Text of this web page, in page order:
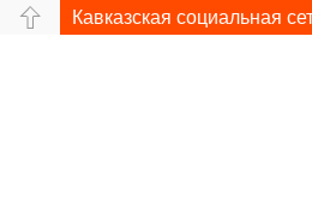
Путешествие
Перевал
Кавказская социальная